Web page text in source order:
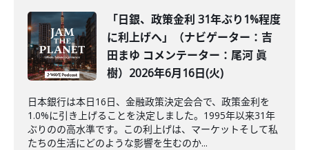
「日銀、政策金利 31年ぶり1%程度
に利上げへ」（ナビゲーター：吉
田まゆ コメンテーター：尾河 眞
樹）2026年6月16日(火)
日本銀行は本日16日、金融政策決定会合で、政策金利を
1.0%に引き上げることを決定しました。1995年以来31年
ぶりのの高水準です。この利上げは、マーケットそして私
たちの生活にどのような影響を生むのか...